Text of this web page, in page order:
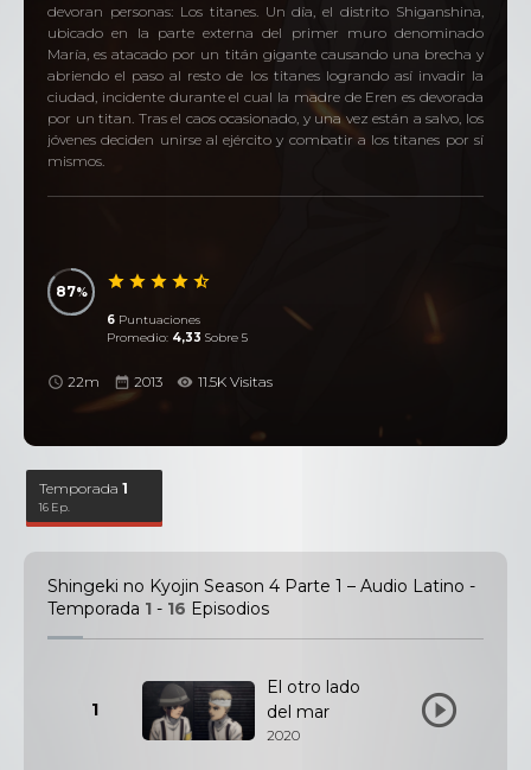
devoran personas: Los titanes. Un día, el distrito Shiganshina,
ubicado en la parte externa del primer muro denominado
María, es atacado por un titán gigante causando una brecha y
abriendo el paso al resto de los titanes logrando así invadir la
ciudad, incidente durante el cual la madre de Eren es devorada
por un titan. Tras el caos ocasionado, y una vez están a salvo, los
jóvenes deciden unirse al ejército y combatir a los titanes por sí
mismos.
87
6 Puntuaciones
Promedio: 4,33 Sobre 5
22m 2013 11.5K Visitas
Temporada1
16 Ep.
Shingeki no Kyojin Season 4 Parte 1 – Audio Latino -
Temporada 1 - 16 Episodios
1
El otro lado
del mar
2020